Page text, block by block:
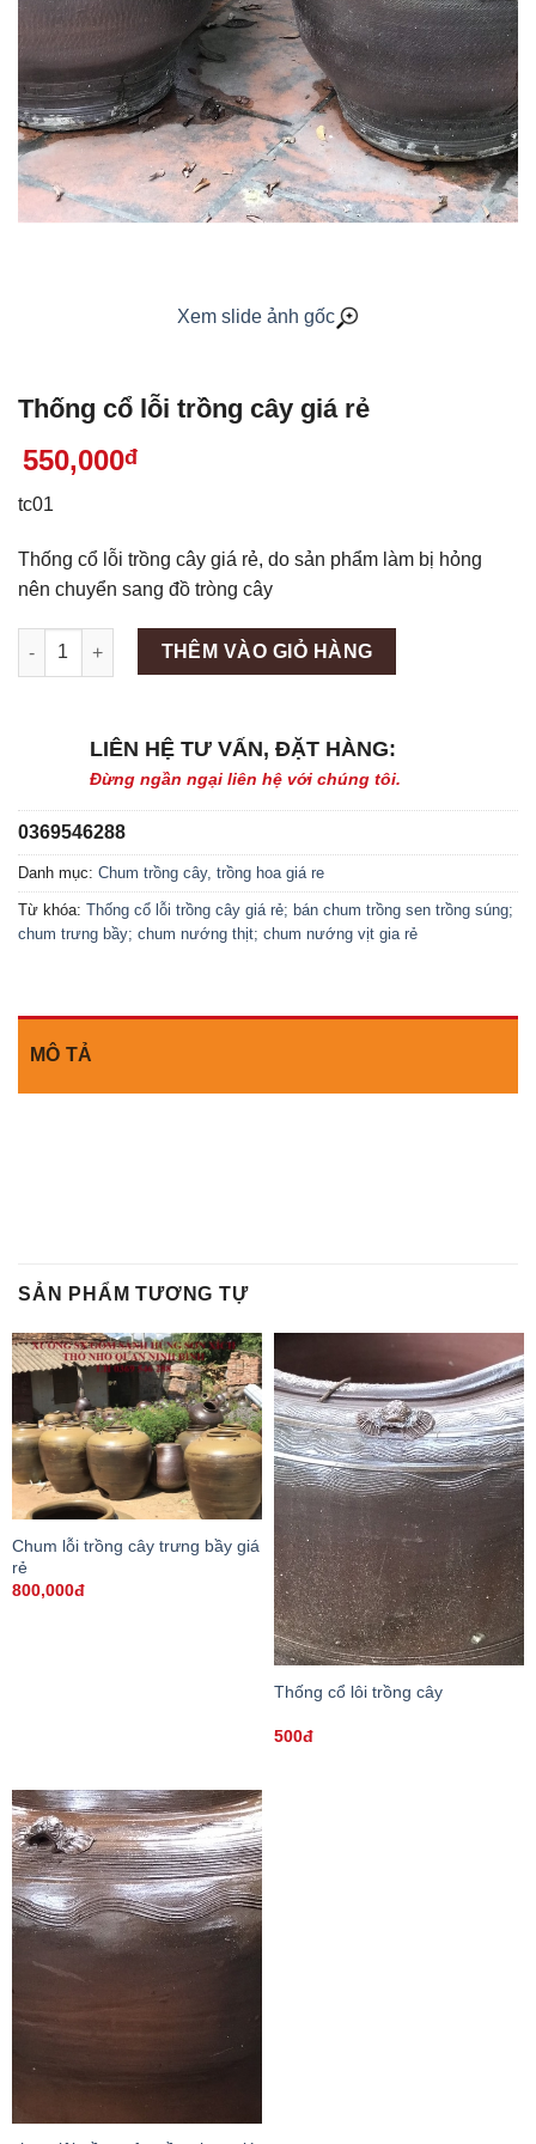
Xem slide ảnh gốc
Thống cổ lỗi trồng cây giá rẻ
550,000đ
tc01
Thống cổ lỗi trồng cây giá rẻ, do sản phẩm làm bị hỏng
nên chuyển sang đồ tròng cây
Máy làm đá viên Scotsman NW458AS số lượng
THÊM VÀO GIỎ HÀNG
LIÊN HỆ TƯ VẤN, ĐẶT HÀNG:
Đừng ngần ngại liên hệ với chúng tôi.
0369546288
Danh mục: Chum trồng cây, trồng hoa giá re
Từ khóa: Thống cổ lỗi trồng cây giá rẻ; bán chum trồng sen trồng súng;
chum trưng bầy; chum nướng thịt; chum nướng vịt gia rẻ
MÔ TẢ
SẢN PHẨM TƯƠNG TỰ
Chum lỗi trồng cây trưng bầy giá
rẻ
800,000đ
Thống cổ lôi trồng cây
500đ